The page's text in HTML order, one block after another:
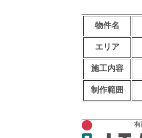
物件名
エリア
施工内容
制作範囲